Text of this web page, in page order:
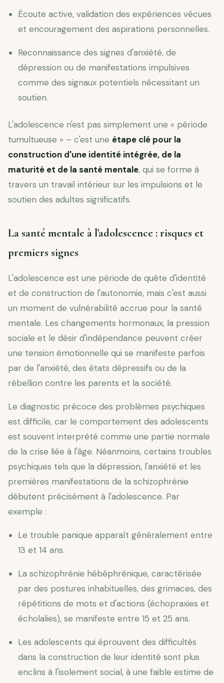
Écoute active, validation des expériences vécues
et encouragement des aspirations personnelles.
Reconnaissance des signes d'anxiété, de
dépression ou de manifestations impulsives
comme des signaux potentiels nécessitant un
soutien.
L'adolescence n'est pas simplement une « période
tumultueuse » – c'est une étape clé pour la
construction d'une identité intégrée, de la
maturité et de la santé mentale, qui se forme à
travers un travail intérieur sur les impulsions et le
soutien des adultes significatifs.
La santé mentale à l'adolescence : risques et
premiers signes
L'adolescence est une période de quête d'identité
et de construction de l'autonomie, mais c'est aussi
un moment de vulnérabilité accrue pour la santé
mentale. Les changements hormonaux, la pression
sociale et le désir d'indépendance peuvent créer
une tension émotionnelle qui se manifeste parfois
par de l'anxiété, des états dépressifs ou de la
rébellion contre les parents et la société.
Le diagnostic précoce des problèmes psychiques
est difficile, car le comportement des adolescents
est souvent interprété comme une partie normale
de la crise liée à l'âge. Néanmoins, certains troubles
psychiques tels que la dépression, l'anxiété et les
premières manifestations de la schizophrénie
débutent précisément à l'adolescence. Par
exemple :
Le trouble panique apparaît généralement entre
13 et 14 ans.
La schizophrénie hébéphrénique, caractérisée
par des postures inhabituelles, des grimaces, des
répétitions de mots et d'actions (échopraxies et
écholalies), se manifeste entre 15 et 25 ans.
Les adolescents qui éprouvent des difficultés
dans la construction de leur identité sont plus
enclins à l'isolement social, à une faible estime de